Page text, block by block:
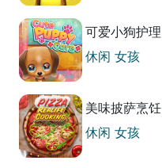
可爱小狗护理
师
休闲 女孩
美味披萨烹饪
指南
休闲 女孩